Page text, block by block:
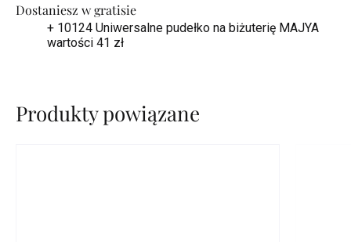
Dostaniesz w gratisie
+ 10124 Uniwersalne pudełko na biżuterię MAJYA
wartości 41 zł
Produkty powiązane